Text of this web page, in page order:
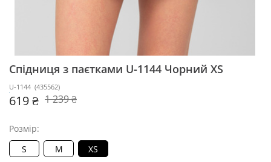
Спідниця з паєтками U-1144 Чорний XS
U-1144 (435562)
619 ₴ 1 239 ₴
Розмір:
S
M XS